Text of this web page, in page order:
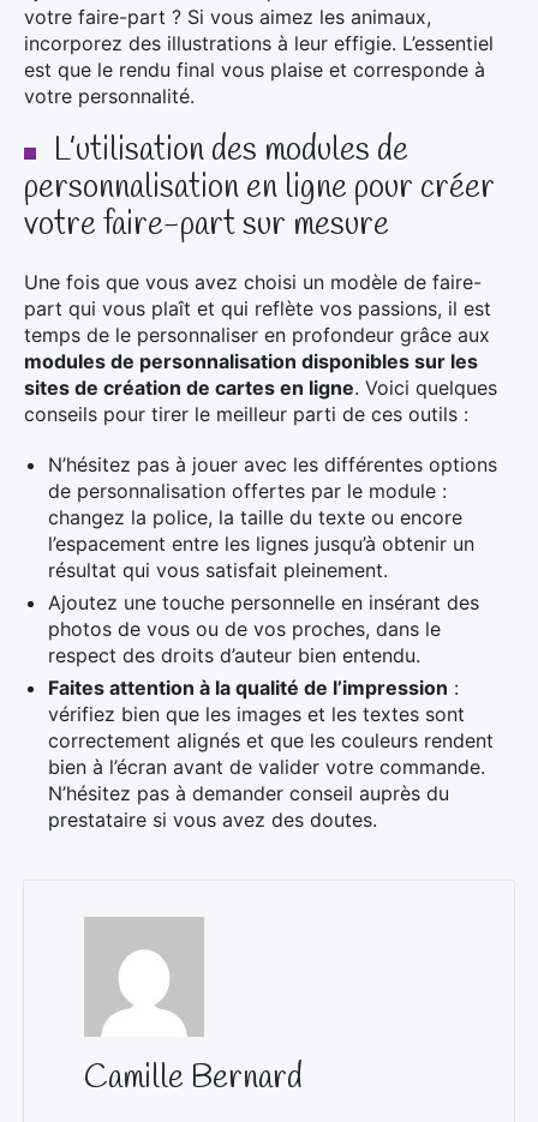
votre faire-part ? Si vous aimez les animaux,
incorporez des illustrations à leur effigie. L’essentiel
est que le rendu final vous plaise et corresponde à
votre personnalité.
L’utilisation des modules de
personnalisation en ligne pour créer
votre faire-part sur mesure
Une fois que vous avez choisi un modèle de faire-
part qui vous plaît et qui reflète vos passions, il est
temps de le personnaliser en profondeur grâce aux
modules de personnalisation disponibles sur les
sites de création de cartes en ligne. Voici quelques
conseils pour tirer le meilleur parti de ces outils :
N’hésitez pas à jouer avec les différentes options
de personnalisation offertes par le module :
changez la police, la taille du texte ou encore
l’espacement entre les lignes jusqu’à obtenir un
résultat qui vous satisfait pleinement.
Ajoutez une touche personnelle en insérant des
photos de vous ou de vos proches, dans le
respect des droits d’auteur bien entendu.
Faites attention à la qualité de l’impression :
vérifiez bien que les images et les textes sont
correctement alignés et que les couleurs rendent
bien à l’écran avant de valider votre commande.
N’hésitez pas à demander conseil auprès du
prestataire si vous avez des doutes.
Camille Bernard